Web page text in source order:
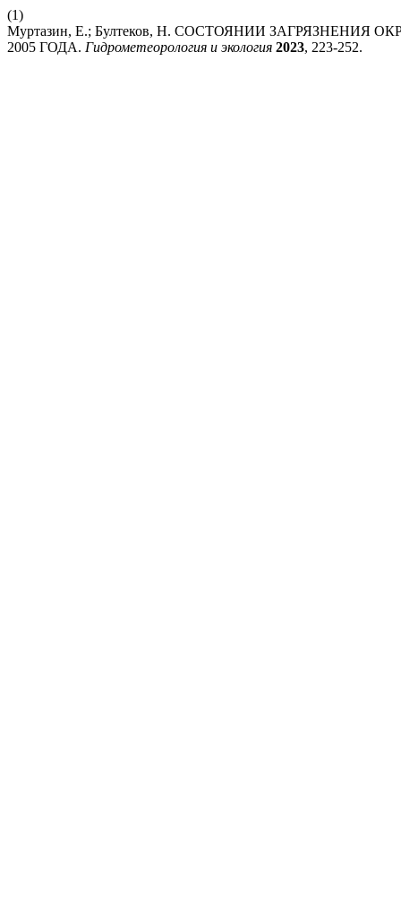
(1)
Муртазин, Е.; Бултеков, Н. СОСТОЯНИИ
2005 ГОДА. Гидрометеорология и экология 2023, 223-252.